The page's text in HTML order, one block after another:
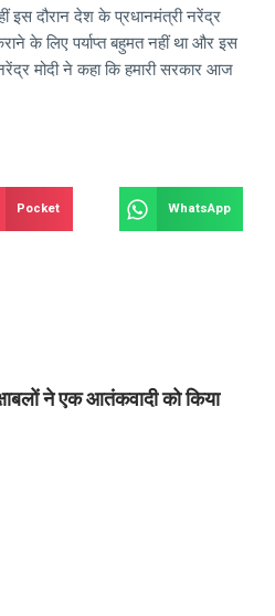
इस दौरान देश के प्रधानमंत्री नरेंद्र
के लिए पर्याप्त बहुमत नहीं था और इस
मोदी ने कहा कि हमारी सरकार आज
Pocket WhatsApp
ने एक आतंकवादी को किया